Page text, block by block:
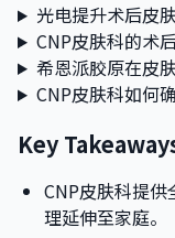
光电提升术后皮
CNP皮肤科的术
希恩派胶原在皮
CNP皮肤科如何
Key
CNP皮肤科提
理延伸至家庭。